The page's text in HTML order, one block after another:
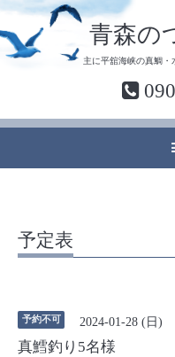
青森の
主に平舘海峡の真鯛
予定表
予約不可 2024-01-28 (日)
真鱈釣り5名様